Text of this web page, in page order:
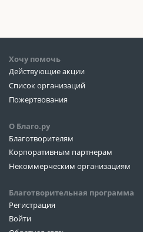
Хочу помочь
Действующие акции
Список организаций
Пожертвования
О Благо.ру
Благотворителям
Корпоративным партнерам
Некоммерческим организациям
Благотворительная программа
Регистрация
Войти